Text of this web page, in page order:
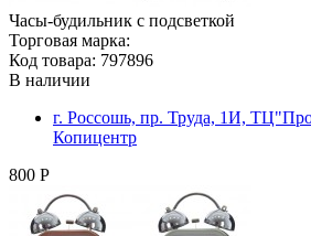
Часы-будильник с подсветкой
Торговая марка:
Код товара: 797896
В наличии
г. Россошь, пр. Труда, 1И,
Копицентр
800 Р